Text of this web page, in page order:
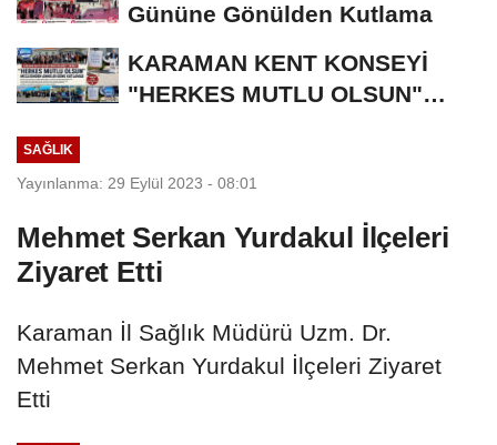
Gününe Gönülden Kutlama
KARAMAN KENT KONSEYİ
"HERKES MUTLU OLSUN"
SAĞLIK
Yayınlanma: 29 Eylül 2023 - 08:01
Mehmet Serkan Yurdakul İlçeleri
Ziyaret Etti
Karaman İl Sağlık Müdürü Uzm. Dr.
Mehmet Serkan Yurdakul İlçeleri Ziyaret
Etti